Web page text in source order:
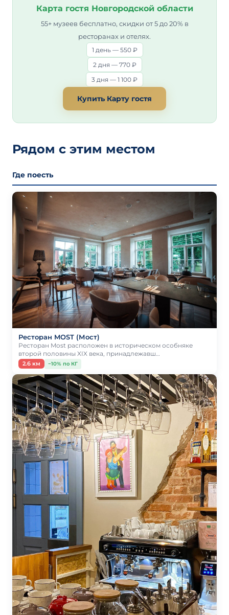
Карта гостя Новгородской области
55+ музеев бесплатно, скидки от 5 до 20% в
ресторанах и отелях.
1 день — 550 ₽
2 дня — 770 ₽
3 дня — 1 100 ₽
Купить Карту гостя
Рядом с этим местом
Где поесть
Ресторан MOST (Мост)
Ресторан Most расположен в историческом особняке
второй половины XIX века, принадлежавш…
2.6 км −10% по КГ